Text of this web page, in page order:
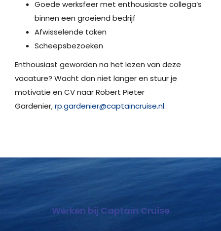
Goede werksfeer met enthousiaste collega’s
binnen een groeiend bedrijf
Afwisselende taken
Scheepsbezoeken
Enthousiast geworden na het lezen van deze
vacature? Wacht dan niet langer en stuur je
motivatie en CV naar Robert Pieter
Gardenier,rp.gardenier@captaincruise.nl.
Werken bij Captain Cruise